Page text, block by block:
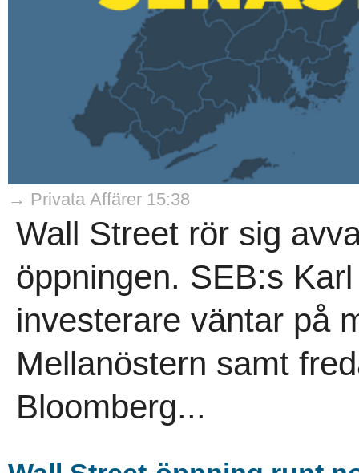
→ Privata Affärer 15:38
Wall Street rör sig
öppningen. SEB:s
investerare väntar på
Mellanöstern samt
Bloomberg...